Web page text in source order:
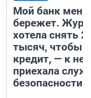
Мой банк меня
бережет.
хотела снять
тысяч, чтобы
кредит, — к
приехала
безопасности